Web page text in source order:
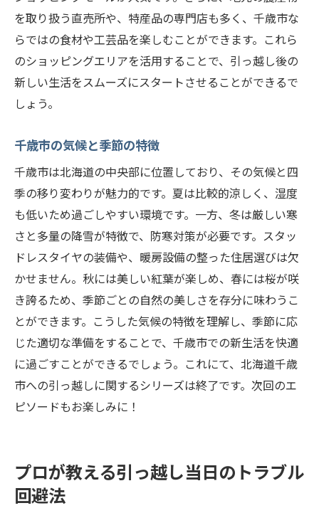
を取り扱う直売所や、特産品の専門店も多く、千歳市な
らではの食材や工芸品を楽しむことができます。これら
のショッピングエリアを活用することで、引っ越し後の
新しい生活をスムーズにスタートさせることができるで
しょう。
千歳市の気候と季節の特徴
千歳市は北海道の中央部に位置しており、その気候と四
季の移り変わりが魅力的です。夏は比較的涼しく、湿度
も低いため過ごしやすい環境です。一方、冬は厳しい寒
さと多量の降雪が特徴で、防寒対策が必要です。スタッ
ドレスタイヤの装備や、暖房設備の整った住居選びは欠
かせません。秋には美しい紅葉が楽しめ、春には桜が咲
き誇るため、季節ごとの自然の美しさを存分に味わうこ
とができます。こうした気候の特徴を理解し、季節に応
じた適切な準備をすることで、千歳市での新生活を快適
に過ごすことができるでしょう。これにて、北海道千歳
市への引っ越しに関するシリーズは終了です。次回のエ
ピソードもお楽しみに！
プロが教える引っ越し当日のトラブル
回避法